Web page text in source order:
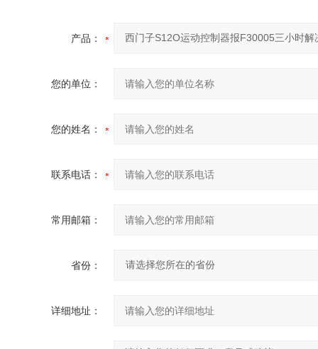
产品：
您的单位：
您的姓名：
联系电话：
常用邮箱：
省份：
详细地址：